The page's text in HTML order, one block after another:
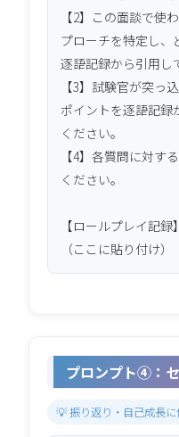
【2】この面談で使
プローチを特定し、
逐語記録から引用し
【3】試験官が突っ
ポイントを逐語記録
ください。
【4】各質問に対す
ください。
【ロールプレイ記録】
（ここに貼り付け）
プロンプト④：
💡 振り返り・自己成長に